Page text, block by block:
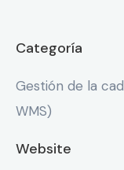
Categoría
Gestión de la
WMS)
Website